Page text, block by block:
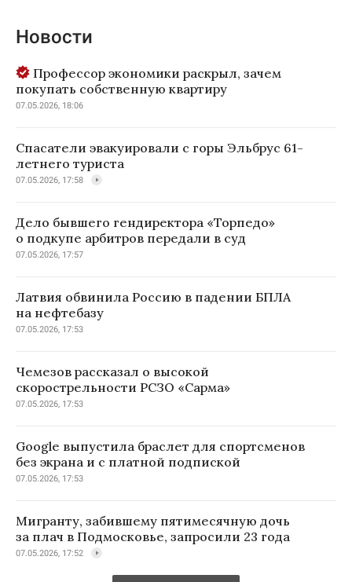
Новости
Профессор экономики раскрыл, зачем
покупать собственную квартиру
07.05.2026, 18:06
Спасатели эвакуировали с горы Эльбрус 61-
летнего туриста
07.05.2026, 17:58
Дело бывшего гендиректора «Торпедо»
о подкупе арбитров передали в суд
07.05.2026, 17:57
Латвия обвинила Россию в падении БПЛА
на нефтебазу
07.05.2026, 17:53
Чемезов рассказал о высокой
скорострельности РСЗО «Сарма»
07.05.2026, 17:53
Google выпустила браслет для спортсменов
без экрана и с платной подпиской
07.05.2026, 17:53
Мигранту, забившему пятимесячную дочь
за плач в Подмосковье, запросили 23 года
07.05.2026, 17:52